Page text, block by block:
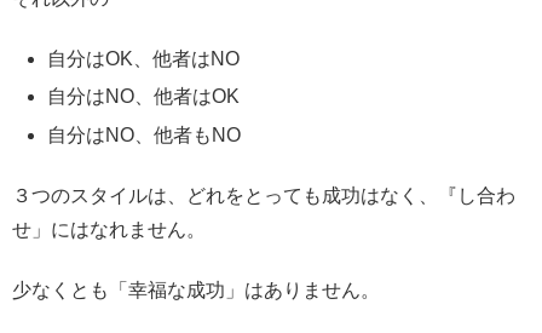
自分はOK、他者はNO
自分はNO、他者はOK
自分はNO、他者もNO
３つのスタイルは、どれをとっても成功はなく、『し合わ
せ」にはなれません。
少なくとも「幸福な成功」はありません。